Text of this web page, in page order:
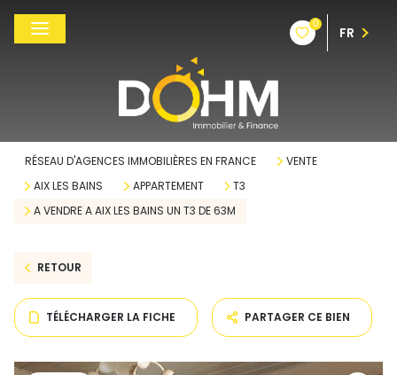
0
FR
RÉSEAU D'AGENCES IMMOBILIÈRES EN FRANCE
VENTE
AIX LES BAINS
APPARTEMENT
T3
A VENDRE A AIX LES BAINS UN T3 DE 63M
RETOUR
TÉLÉCHARGER LA FICHE PARTAGER CE BIEN